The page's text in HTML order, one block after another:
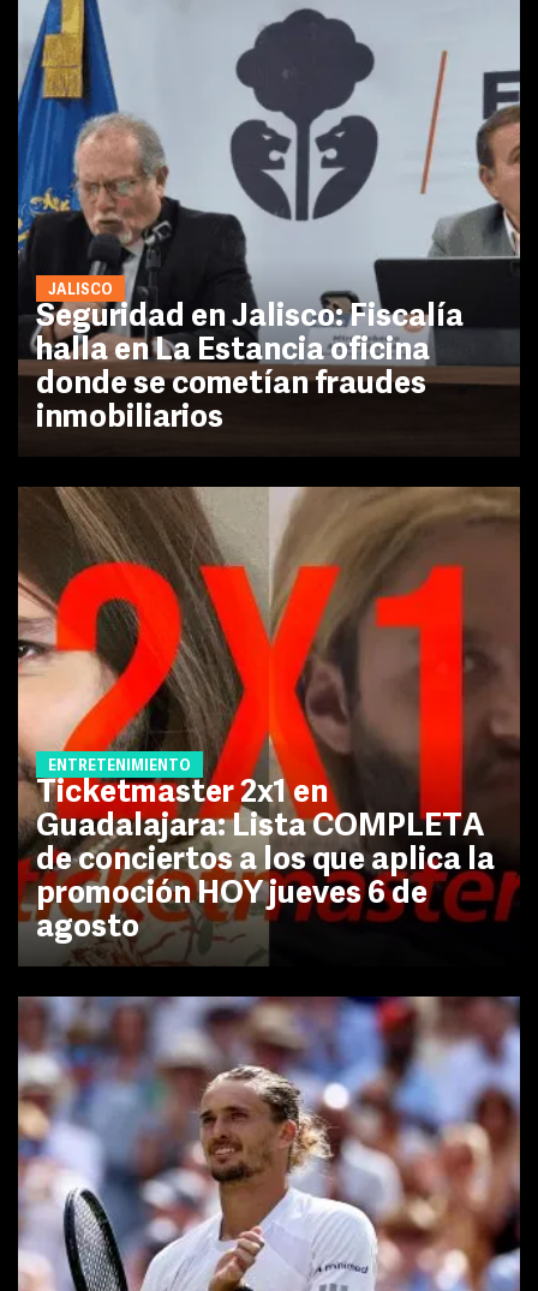
JALISCO
Seguridad en Jalisco: Fiscalía
halla en La Estancia oficina
donde se cometían fraudes
inmobiliarios
ENTRETENIMIENTO
Ticketmaster 2x1 en
Guadalajara: Lista COMPLETA
de conciertos a los que aplica la
promoción HOY jueves 6 de
agosto